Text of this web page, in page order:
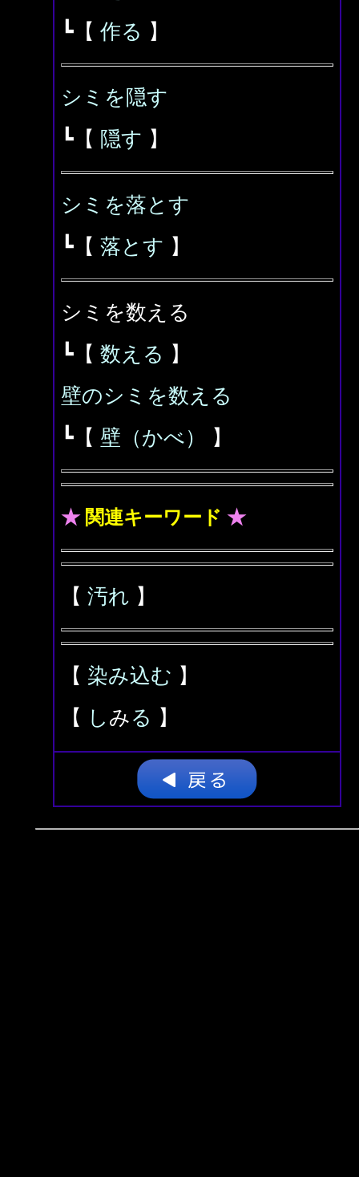
┗【 作る 】
シミを隠す
┗【 隠す 】
シミを落とす
┗【 落とす 】
シミを数える
┗【 数える 】
壁のシミを数える
┗【 壁（かべ） 】
★ 関連キーワード ★
【 汚れ 】
【 染み込む 】
【 し みる 】